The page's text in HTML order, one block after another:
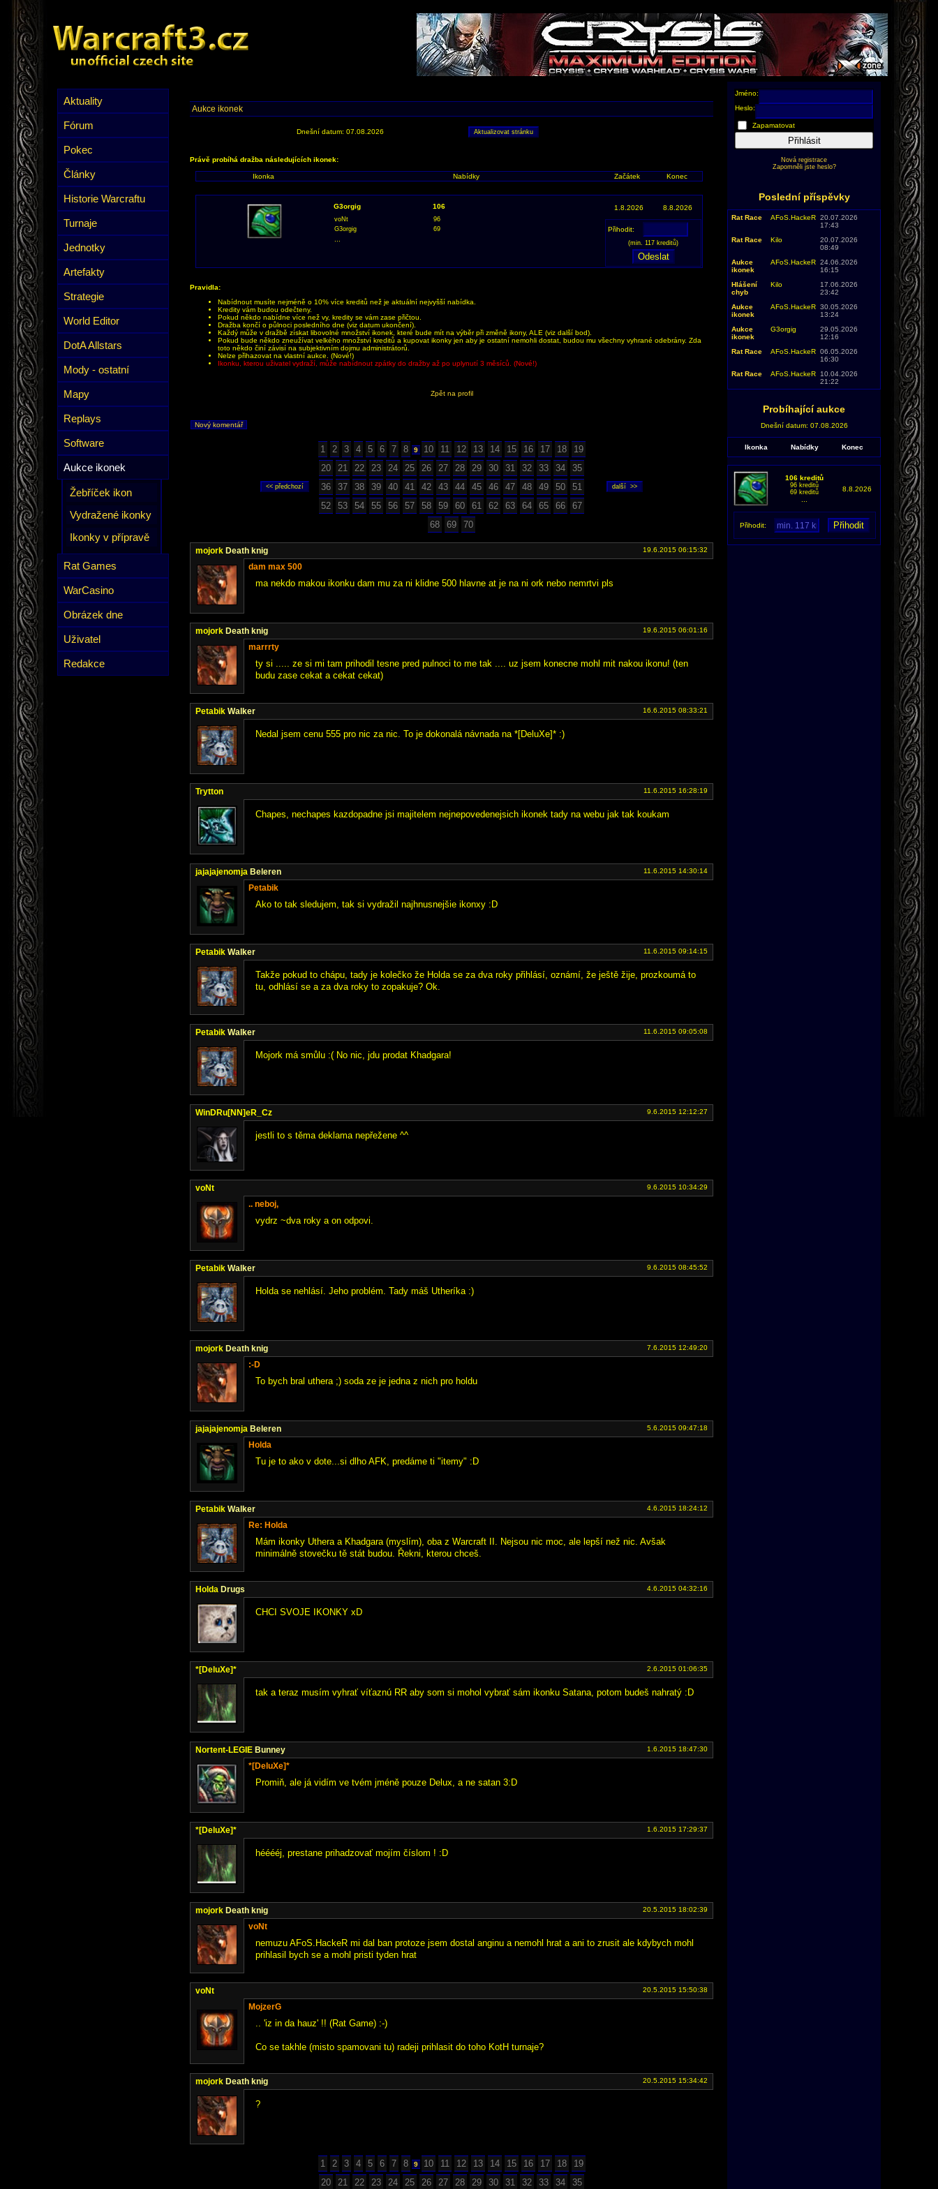
Aktuality
Fórum
Pokec
Články
Historie Warcraftu
Turnaje
Jednotky
Artefakty
Strategie
World Editor
DotA Allstars
Mody - ostatní
Mapy
Replays
Software
Aukce ikonek
Žebříček ikon
Vydražené ikonky
Ikonky v přípravě
Rat Games
WarCasino
Obrázek dne
Uživatel
Redakce
Aukce ikonek
Dnešní datum: 07.08.2026
Právě probíhá dražba následujících ikonek:
Ikonka Nabídky Začátek Konec
G3orgig 106
voNt
96
G3orgig
69
1.8.2026 8.8.2026
Přihodit:
(min. 117 kreditů)
Pravidla:
Nabídnout musíte nejméně o 10% více kreditů než je aktuální nejvyšší nabídka.
Kredity vám budou odečteny.
Pokud někdo nabídne více než vy, kredity se vám zase přičtou.
Dražba končí o půlnoci posledního dne (viz datum ukončení).
Každý může v dražbě získat libovolné množství ikonek, které bude mít na výběr při změně ikony, ALE (viz další bod).
Pokud bude někdo zneužívat velkého množství kreditů a kupovat ikonky jen aby je ostatní nemohli dostat, budou mu všechny vyhrané odebrány. Zda
toto někdo činí závisí na subjektivním dojmu administrátorů.
Nelze přihazovat na vlastní aukce. (Nové!)
Ikonku, kterou uživatel vydraží, může nabídnout zpátky do dražby až po uplynutí 3 měsíců. (Nové!)
Zpět na profil
Nový komentář
1 2 3 4 5 6 7 8 9 10 11 12 13 14 15 16 17 18
19
20
21 22 23 24 25 26 27 28 29 30 31 32 33 34
35
36
37 38 39 40 41 42 43 44 45 46 47 48 49 50
51
52
53 54 55 56 57 58 59 60 61 62 63 64 65 66
67
68
69 70
mojork Death knig 19.6.2015 06:15:32
dam max 500
ma nekdo makou ikonku dam mu za ni klidne 500 hlavne at je na ni ork nebo nemrtvi pls
mojork Death knig 19.6.2015 06:01:16
marrrty
ty si ..... ze si mi tam prihodil tesne pred pulnoci to me tak .... uz jsem konecne mohl mit nakou ikonu! (ten
budu zase cekat a cekat cekat)
Petabik Walker 16.6.2015 08:33:21
Nedal jsem cenu 555 pro nic za nic. To je dokonalá návnada na *[DeluXe]* :)
Trytton 11.6.2015 16:28:19
Chapes, nechapes kazdopadne jsi majitelem nejnepovedenejsich ikonek tady na webu jak tak koukam
jajajajenomja Beleren 11.6.2015 14:30:14
Petabik
Ako to tak sledujem, tak si vydražil najhnusnejšie ikonxy :D
Petabik Walker 11.6.2015 09:14:15
Takže pokud to chápu, tady je kolečko že Holda se za dva roky přihlásí, oznámí, že ještě žije, prozkoumá to
tu, odhlásí se a za dva roky to zopakuje? Ok.
Petabik Walker 11.6.2015 09:05:08
Mojork má smůlu :( No nic, jdu prodat Khadgara!
WinDRu[NN]eR_Cz 9.6.2015 12:12:27
jestli to s těma deklama nepřežene ^^
voNt 9.6.2015 10:34:29
.. neboj,
vydrz ~dva roky a on odpovi.
Petabik Walker 9.6.2015 08:45:52
Holda se nehlásí. Jeho problém. Tady máš Utheríka :)
mojork Death knig 7.6.2015 12:49:20
:-D
To bych bral uthera ;) soda ze je jedna z nich pro holdu
jajajajenomja Beleren 5.6.2015 09:47:18
Holda
Tu je to ako v dote...si dlho AFK, predáme ti "itemy" :D
Petabik Walker 4.6.2015 18:24:12
Re: Holda
Mám ikonky Uthera a Khadgara (myslím), oba z Warcraft II. Nejsou nic moc, ale lepší než nic. Avšak
minimálně stovečku tě stát budou. Řekni, kterou chceš.
Holda Drugs 4.6.2015 04:32:16
CHCI SVOJE IKONKY xD
*[DeluXe]* 2.6.2015 01:06:35
tak a teraz musím vyhrať víťaznú RR aby som si mohol vybrať sám ikonku Satana, potom budeš nahratý :D
Nortent-LEGIE Bunney 1.6.2015 18:47:30
*[DeluXe]*
Promiň, ale já vidím ve tvém jméně pouze Delux, a ne satan 3:D
*[DeluXe]* 1.6.2015 17:29:37
hééééj, prestane prihadzovať mojím číslom ! :D
mojork Death knig 20.5.2015 18:02:39
voNt
nemuzu AFoS.HackeR mi dal ban protoze jsem dostal anginu a nemohl hrat a ani to zrusit ale kdybych mohl
prihlasil bych se a mohl pristi tyden hrat
voNt 20.5.2015 15:50:38
MojzerG
.. 'iz in da hauz' !! (Rat Game) :-)
Co se takhle (misto spamovani tu) radeji prihlasit do toho KotH turnaje?
mojork Death knig 20.5.2015 15:34:42
?
1 2 3 4 5 6 7 8 9 10 11 12 13 14 15 16 17 18
19
20
21 22 23 24 25 26 27 28 29 30 31 32 33 34 35
Jméno:
Heslo:
Zapamatovat
Přihlásit
Nová registrace
Zapomněli jste heslo?
Poslední příspěvky
Rat Race AFoS.HackeR 20.07.2026
17:43
Rat Race
Kilo
20.07.2026
08:49
Aukce
ikonek
AFoS.HackeR 24.06.2026
16:15
Hlášení
chyb
Kilo
17.06.2026
23:42
Aukce
ikonek
AFoS.HackeR 30.05.2026
13:24
Aukce
ikonek
G3orgig
29.05.2026
12:16
Rat Race
AFoS.HackeR 06.05.2026
16:30
Rat Race
AFoS.HackeR
10.04.2026
21:22
Probíhající aukce
Dnešní datum: 07.08.2026
Ikonka Nabídky Konec
106 kreditů
96 kreditů
69 kreditů
8.8.2026
Přihodit: